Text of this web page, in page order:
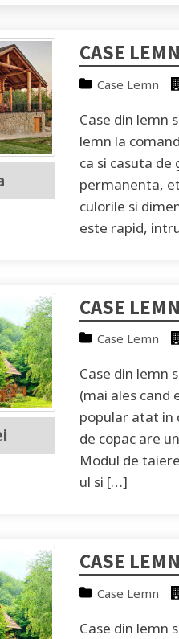
CASE
Case Lemn
Case din lemn
lemn la
ca si casuta
permanenta,
culorile si
este rapid,
CASE
Case Lemn
Case din lemn
(mai ales
popular atat in
de copac are
Modul de
ul si […]
CASE
Case Lemn
Case din lemn